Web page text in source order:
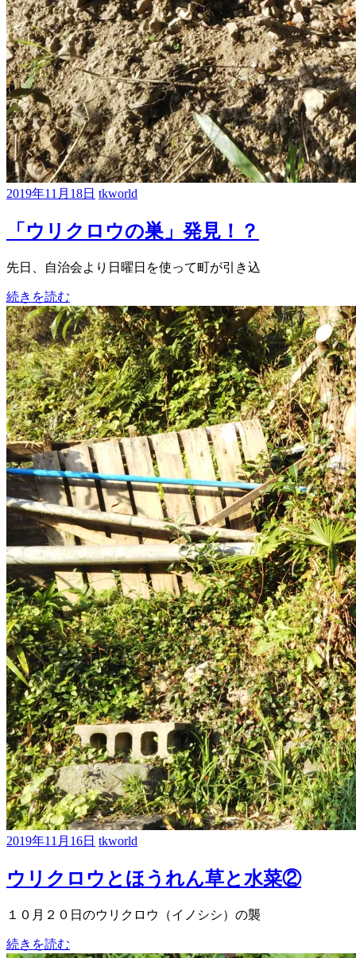
2019年11月18日 tkworld
「ウリクロウの巣」発見！？
先日、自治会より日曜日を使って町が引き込
続きを読む
2019年11月16日 tkworld
ウリクロウとほうれん草と水菜②
１０月２０日のウリクロウ（イノシシ）の襲
続きを読む